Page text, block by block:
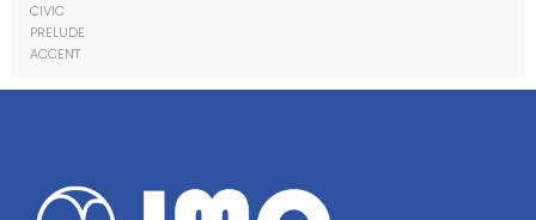
CIVIC
PRELUDE
ACCENT